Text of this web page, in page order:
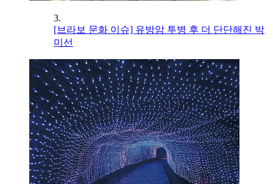
3.
[브라보 문화 이슈] 유방암 투병 후 더 단단해진 박
미선